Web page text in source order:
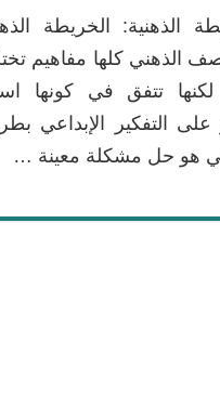
الذهنية: الخريطة
الذهني كلها مفاهيم
تتفق في كونها
التفكير الإبداعي
هو حل مشكلة معينة …